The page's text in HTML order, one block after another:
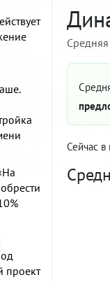
проект
Сейчас